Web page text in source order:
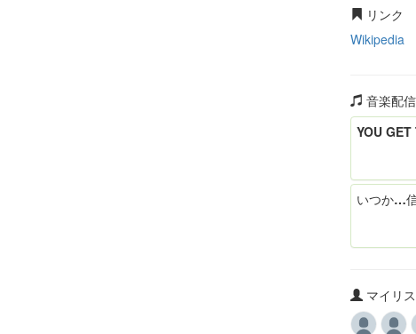
リンク
Wikipedia
音楽配信
YOU
いつか…
マイリ